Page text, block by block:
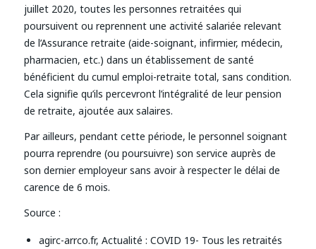
juillet 2020, toutes les personnes retraitées qui
poursuivent ou reprennent une activité salariée relevant
de l’Assurance retraite (aide-soignant, infirmier, médecin,
pharmacien, etc.) dans un établissement de santé
bénéficient du cumul emploi-retraite total, sans condition.
Cela signifie qu’ils percevront l’intégralité de leur pension
de retraite, ajoutée aux salaires.
Par ailleurs, pendant cette période, le personnel soignant
pourra reprendre (ou poursuivre) son service auprès de
son dernier employeur sans avoir à respecter le délai de
carence de 6 mois.
Source :
agirc-arrco.fr, Actualité : COVID 19- Tous les retraités